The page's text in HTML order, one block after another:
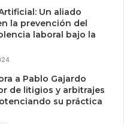
Un aliado
la prevención del
laboral bajo la
a Pablo Gajardo
de litigios y arbitrajes
su práctica